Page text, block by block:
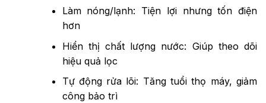
Làm nóng/lạnh: Tiện lợi nhưng tốn điện
hơn
Hiển thị chất lượng nước: Giúp theo dõi
hiệu quả lọc
Tự động rửa lõi: Tăng tuổi thọ máy, giảm
công bảo trì